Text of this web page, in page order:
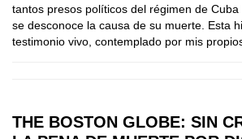
tantos presos políticos del régimen de
se desconoce la causa de su muerte. Esta
testimonio vivo, contemplado por mis propios
THE BOSTON GLOBE: SIN